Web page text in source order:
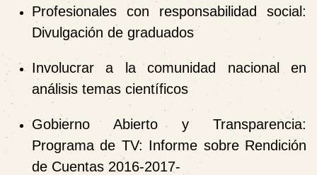
Profesionales con responsabilidad social:
Divulgación de graduados
Involucrar a la comunidad nacional en
análisis temas científicos
Gobierno Abierto y Transparencia:
Programa de TV: Informe sobre Rendición
de Cuentas 2016-2017-